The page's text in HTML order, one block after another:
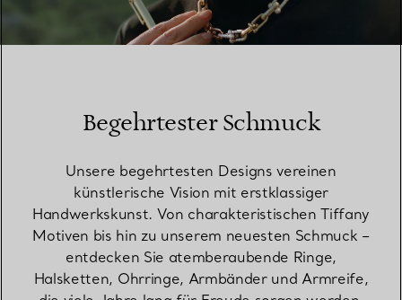
00:10 / 00:15
Begehrtester Schmuck
Unsere begehrtesten Designs vereinen
künstlerische Vision mit erstklassiger
Handwerkskunst. Von charakteristischen Tiffany
Motiven bis hin zu unserem neuesten Schmuck –
entdecken Sie atemberaubende Ringe,
Halsketten, Ohrringe, Armbänder und Armreife,